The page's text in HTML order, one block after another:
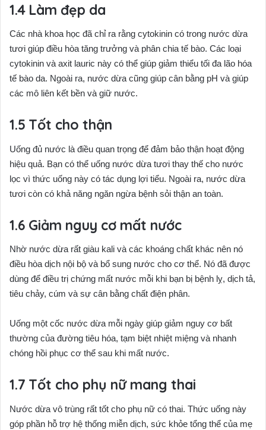
Làm đẹp da
Các nhà khoa học đã chỉ ra rằng cytokinin có trong nước dừa
tươi giúp điều hòa tăng trưởng và phân chia tế bào. Các loại
cytokinin và axit lauric này có thể giúp giảm thiểu tối đa lão hóa
tế bào da. Ngoài ra, nước dừa cũng giúp cân bằng pH và giúp
các mô liên kết bền và giữ nước.
Tốt cho thận
Uống đủ nước là điều quan trọng để đảm bảo thận hoạt động
hiệu quả. Bạn có thể uống nước dừa tươi thay thế cho nước
lọc vì thức uống này có tác dụng lợi tiểu. Ngoài ra, nước dừa
tươi còn có khả năng ngăn ngừa bệnh sỏi thận an toàn.
Giảm nguy cơ mất nước
Nhờ nước dừa rất giàu kali và các khoáng chất khác nên nó
điều hòa dịch nội bộ và bổ sung nước cho cơ thể. Nó đã được
dùng để điều trị chứng mất nước mỗi khi bạn bị bệnh lỵ, dịch tả,
tiêu chảy, cúm và sự cân bằng chất điện phân.
Uống một cốc nước dừa mỗi ngày giúp giảm nguy cơ bất
thường của đường tiêu hóa, tạm biệt nhiệt miệng và nhanh
chóng hồi phục cơ thể sau khi mất nước.
Tốt cho phụ nữ mang thai
Nước dừa vô trùng rất tốt cho phụ nữ có thai. Thức uống này
góp phần hỗ trợ hệ thống miễn dịch, sức khỏe tổng thể của mẹ